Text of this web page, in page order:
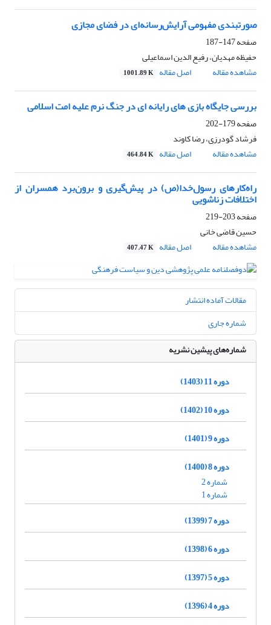
صورتبندی مفهومی آرایش‌رسانه‌ای در فضای مجازی
صفحه147-187
حفیظه مهدیان، رفیع الدین اسماعیلی
مشاهده مقاله
اصل مقاله 1001.89 K
بررسی جایگاه بازی های رایانه ای در جنگ نرم علیه امت اسلامی
صفحه179-202
فرشاد گودرزی، رضا کاوند
مشاهده مقاله
اصل مقاله 464.84 K
راه‌کارهای رسول‌خدا(ص) در پیش‌گیری و برون‌برد همسران از
اختلافات زناشویی
صفحه203-219
حسین قاضی خانی
مشاهده مقاله
اصل مقاله 407.47 K
مقالات آماده انتشار
شماره جاری
شماره‌های پیشین نشریه
دوره 11 (1403)
دوره 10 (1402)
دوره 9 (1401)
دوره 8 (1400)
شماره 2
شماره 1
دوره 7 (1399)
دوره 6 (1398)
دوره 5 (1397)
دوره 4 (1396)